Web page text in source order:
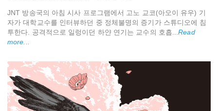
JNT 방송국의 아침 시사 프로그램에서 고노 교코(아오이 유우) 기
자가 대학교수를 인터뷰하던 중 정체불명의 증기가 스튜디오에 침
투한다. 공격적으로 일렁이던 하얀 연기는 교수의 호흡...Read
more...